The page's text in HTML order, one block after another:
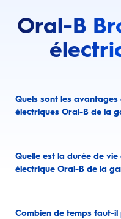
Oral-B
Quels sont les
électriques Oral-B de la
Quelle est la durée de
électrique Oral-B de la
Combien de temps faut-